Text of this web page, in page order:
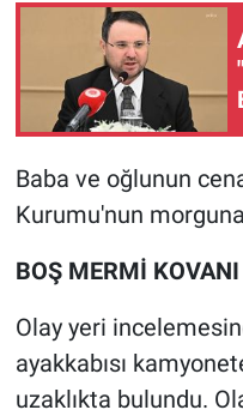
Baba ve oğlunun
Kurumu'nun
BOŞ MERMİ
Olay yeri
ayakkabısı
uzaklıkta bulundu.
Kimdir
Koronavirüs
Kültür Sanat
Ne demişti
Popüler
Programlar